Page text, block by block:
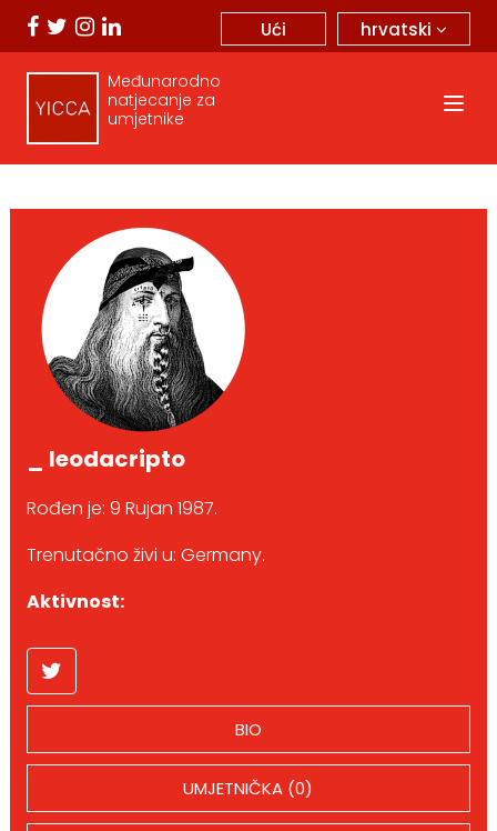
hrvatski
Ući
Međunarodno
natjecanje za
umjetnike
_ leodacripto
Rođen je: 9 Rujan 1987.
Trenutačno živi u: Germany.
Aktivnost:
BIO
UMJETNIČKA (0)